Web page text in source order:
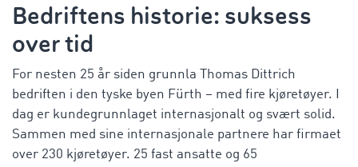
Bedriftens historie: suksess
over tid
For nesten 25 år siden grunnla Thomas Dittrich
bedriften i den tyske byen Fürth – med fire kjøretøyer. I
dag er kundegrunnlaget internasjonalt og svært solid.
Sammen med sine internasjonale partnere har firmaet
over 230 kjøretøyer. 25 fast ansatte og 65